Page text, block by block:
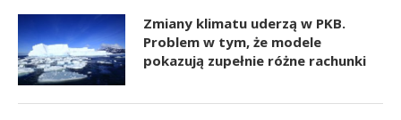
Zmiany klimatu uderzą w PKB.
Problem w tym, że modele
pokazują zupełnie różne rachunki